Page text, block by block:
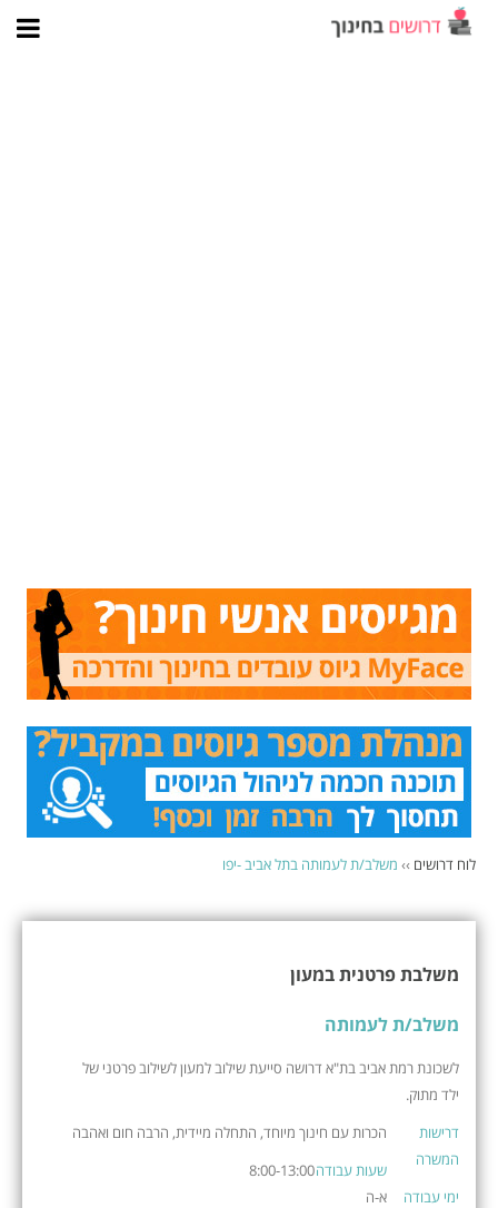
לוח דרושים ›› משלב/ת לעמותה בתל אביב -יפו
משלבת פרטנית במעון
משלב/ת לעמותה
לשכונת רמת אביב בת"א דרושה סייעת שילוב למעון לשילוב פרטני של
ילד מתוק.
דרישות
המשרה
הכרות עם חינוך מיוחד, התחלה מיידית, הרבה חום ואהבה
שעות עבודה8:00-13:00
ימי עבודה
א-ה